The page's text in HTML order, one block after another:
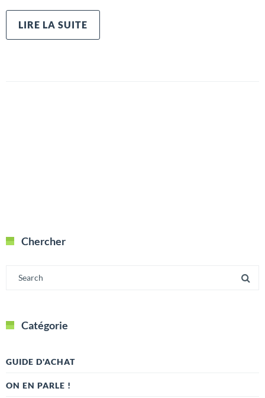
LIRE LA SUITE
Chercher
Catégorie
GUIDE D'ACHAT
ON EN PARLE !